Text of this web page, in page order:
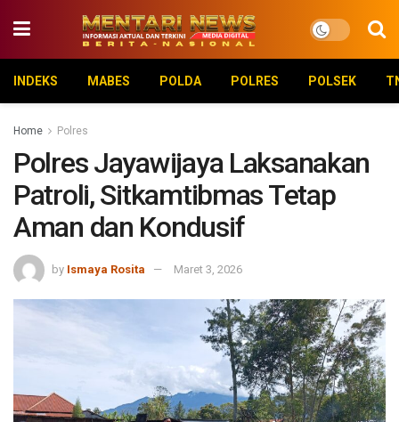
INDEKS MABES POLDA POLRES POLSEK
Home Polres
Polres Jayawijaya Laksanakan
Patroli, Sitkamtibmas Tetap
Aman dan Kondusif
by Ismaya Rosita Maret 3, 2026